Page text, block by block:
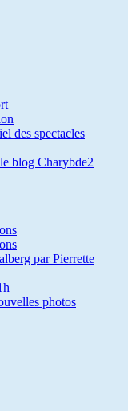
des spectacles
blog Charybde2
par Pierrette
photos